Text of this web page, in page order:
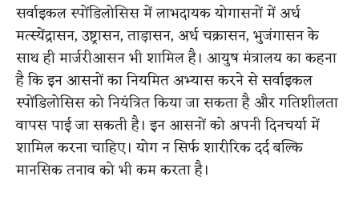
सर्वाइकल स्पोंडिलोसिस में लाभदायक योगासनों में अर्ध
मत्स्येंद्रासन, उष्ट्रासन, ताड़ासन, अर्ध चक्रासन, भुजंगासन के
साथ ही मार्जरीआसन भी शामिल है। आयुष मंत्रालय का कहना
है कि इन आसनों का नियमित अभ्यास करने से सर्वाइकल
स्पोंडिलोसिस को नियंत्रित किया जा सकता है और गतिशीलता
वापस पाई जा सकती है। इन आसनों को अपनी दिनचर्या में
शामिल करना चाहिए। योग न सिर्फ शारीरिक दर्द बल्कि
मानसिक तनाव को भी कम करता है।